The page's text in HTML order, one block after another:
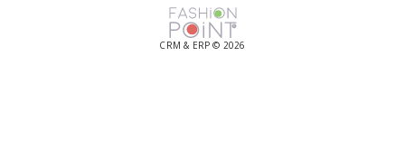
CRM & ERP © 2026